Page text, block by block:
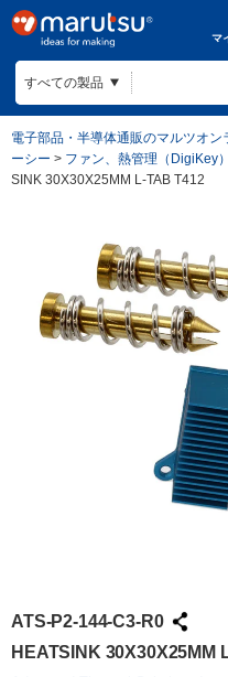
マ
電子部品・半導体通販のマルツオン
ーシー > ファン、熱管理（DigiKey）
SINK 30X30X25MM L-TAB T412
ATS-P2-144-C3-R0
HEATSINK 30X30X25MM